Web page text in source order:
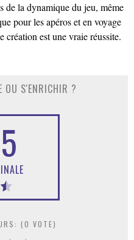
de la dynamique du jeu, même
pour les apéros et en voyage
création est une vraie réussite.
OU S'ENRICHIR ?
(0 VOTE)